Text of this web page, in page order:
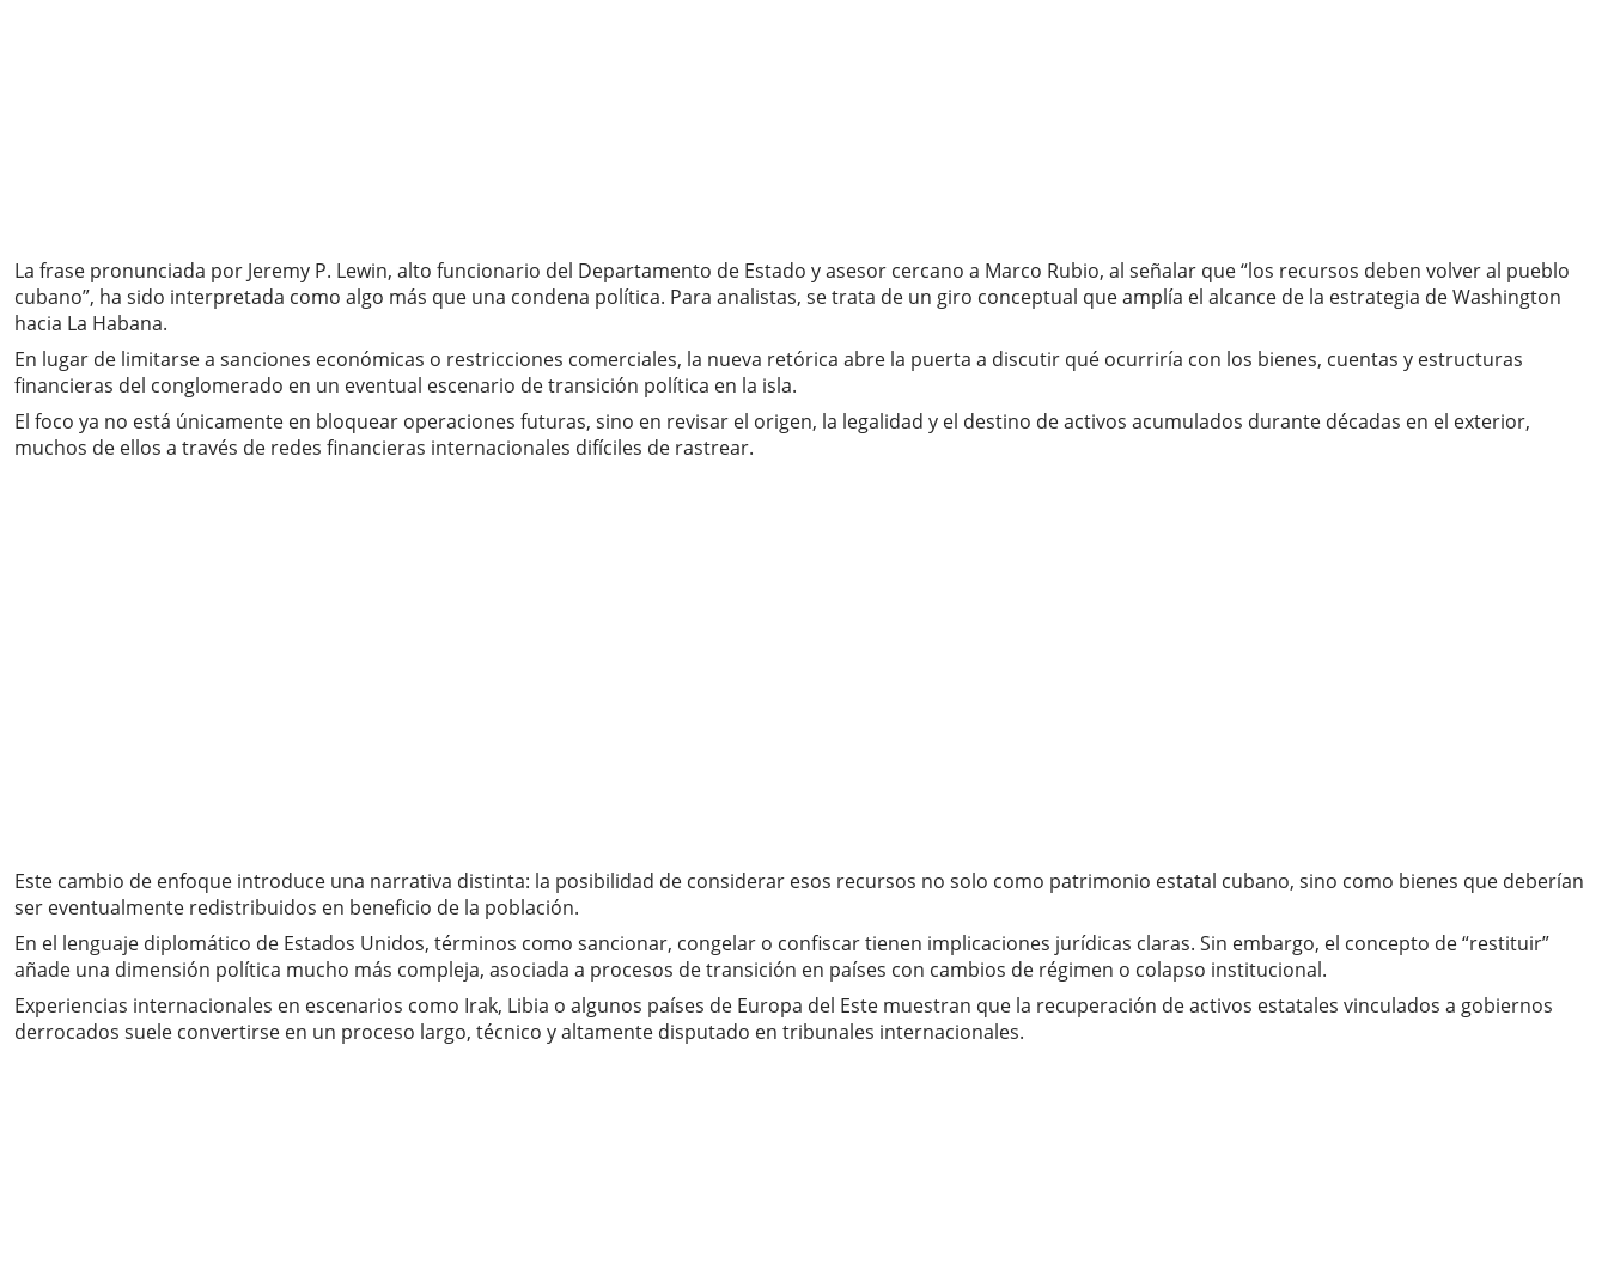
La frase pronunciada por Jeremy P. Lewin, alto funcionario del Departamento de Estado y asesor cercano a Marco Rubio, al señalar que “los recursos deben volver al pueblo
cubano”, ha sido interpretada como algo más que una condena política. Para analistas, se trata de un giro conceptual que amplía el alcance de la estrategia de Washington
hacia La Habana.
En lugar de limitarse a sanciones económicas o restricciones comerciales, la nueva retórica abre la puerta a discutir qué ocurriría con los bienes, cuentas y estructuras
financieras del conglomerado en un eventual escenario de transición política en la isla.
El foco ya no está únicamente en bloquear operaciones futuras, sino en revisar el origen, la legalidad y el destino de activos acumulados durante décadas en el exterior,
muchos de ellos a través de redes financieras internacionales difíciles de rastrear.
Este cambio de enfoque introduce una narrativa distinta: la posibilidad de considerar esos recursos no solo como patrimonio estatal cubano, sino como bienes que deberían
ser eventualmente redistribuidos en beneficio de la población.
En el lenguaje diplomático de Estados Unidos, términos como sancionar, congelar o confiscar tienen implicaciones jurídicas claras. Sin embargo, el concepto de “restituir”
añade una dimensión política mucho más compleja, asociada a procesos de transición en países con cambios de régimen o colapso institucional.
Experiencias internacionales en escenarios como Irak, Libia o algunos países de Europa del Este muestran que la recuperación de activos estatales vinculados a gobiernos
derrocados suele convertirse en un proceso largo, técnico y altamente disputado en tribunales internacionales.